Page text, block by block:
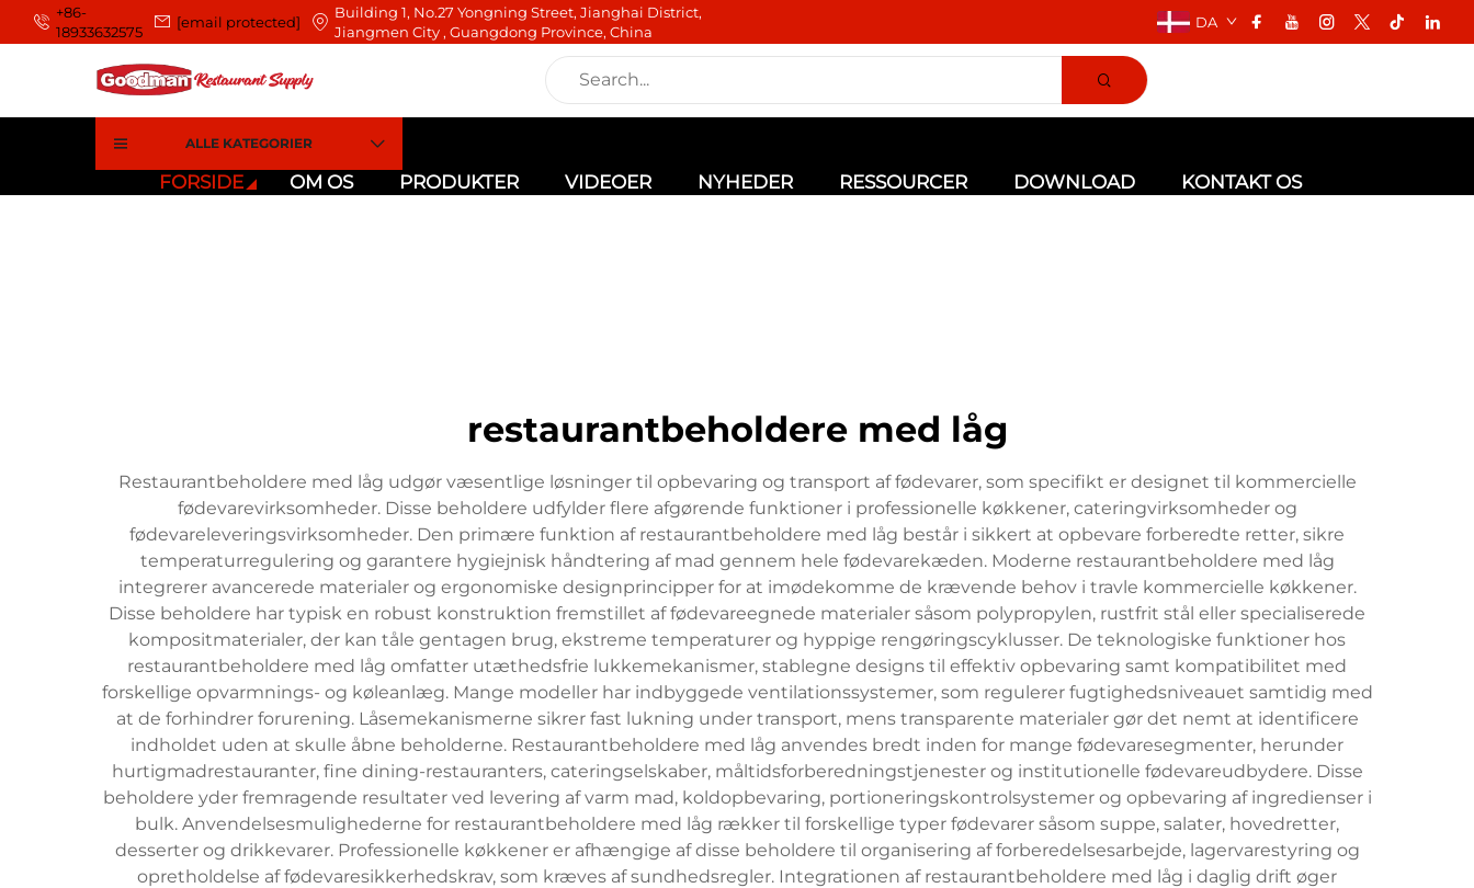
+86-
18933632575
[email protected]
Building 1, No.27 Yongning Street, Jianghai District,
Jiangmen City , Guangdong Province, China
DA
ALLE KATEGORIER
FORSIDE OM OS PRODUKTER VIDEOER NYHEDER RESSOURCER DOWNLOAD KONTAKT OS
restaurantbeholdere med låg
Restaurantbeholdere med låg udgør væsentlige løsninger til opbevaring og transport af fødevarer, som specifikt er designet til kommercielle
fødevarevirksomheder. Disse beholdere udfylder flere afgørende funktioner i professionelle køkkener, cateringvirksomheder og
fødevareleveringsvirksomheder. Den primære funktion af restaurantbeholdere med låg består i sikkert at opbevare forberedte retter, sikre
temperaturregulering og garantere hygiejnisk håndtering af mad gennem hele fødevarekæden. Moderne restaurantbeholdere med låg
integrerer avancerede materialer og ergonomiske designprincipper for at imødekomme de krævende behov i travle kommercielle køkkener.
Disse beholdere har typisk en robust konstruktion fremstillet af fødevareegnede materialer såsom polypropylen, rustfrit stål eller specialiserede
kompositmaterialer, der kan tåle gentagen brug, ekstreme temperaturer og hyppige rengøringscyklusser. De teknologiske funktioner hos
restaurantbeholdere med låg omfatter utæthedsfrie lukkemekanismer, stablegne designs til effektiv opbevaring samt kompatibilitet med
forskellige opvarmnings- og køleanlæg. Mange modeller har indbyggede ventilationssystemer, som regulerer fugtighedsniveauet samtidig med
at de forhindrer forurening. Låsemekanismerne sikrer fast lukning under transport, mens transparente materialer gør det nemt at identificere
indholdet uden at skulle åbne beholderne. Restaurantbeholdere med låg anvendes bredt inden for mange fødevaresegmenter, herunder
hurtigmadrestauranter, fine dining-restauranters, cateringselskaber, måltidsforberedningstjenester og institutionelle fødevareudbydere. Disse
beholdere yder fremragende resultater ved levering af varm mad, koldopbevaring, portioneringskontrolsystemer og opbevaring af ingredienser i
bulk. Anvendelsesmulighederne for restaurantbeholdere med låg rækker til forskellige typer fødevarer såsom suppe, salater, hovedretter,
desserter og drikkevarer. Professionelle køkkener er afhængige af disse beholdere til organisering af forberedelsesarbejde, lagervarestyring og
opretholdelse af fødevaresikkerhedskrav, som kræves af sundhedsregler. Integrationen af restaurantbeholdere med låg i daglig drift øger